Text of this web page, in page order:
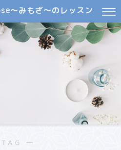
～みもざ～のレッスン
―